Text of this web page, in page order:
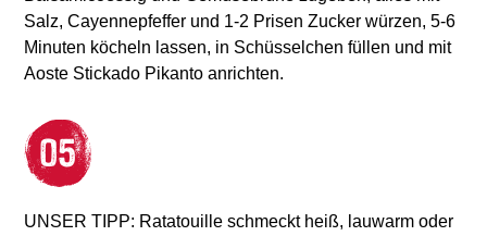
Salz, Cayennepfeffer und 1-2 Prisen Zucker würzen, 5-6
Minuten köcheln lassen, in Schüsselchen füllen und mit
Aoste Stickado Pikanto anrichten.
UNSER TIPP: Ratatouille schmeckt heiß, lauwarm oder